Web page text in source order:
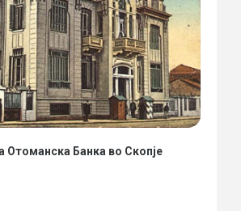
Отоманска Банка во Скопје